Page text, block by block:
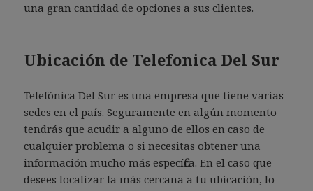
una gran cantidad de opciones a sus clientes.
Ubicación de Telefonica Del Sur
Telefónica Del Sur es una empresa que tiene varias
sedes en el país. Seguramente en algún momento
tendrás que acudir a alguno de ellos en caso de
cualquier problema o si necesitas obtener una
información mucho más específica. En el caso que
desees localizar la más cercana a tu ubicación, lo